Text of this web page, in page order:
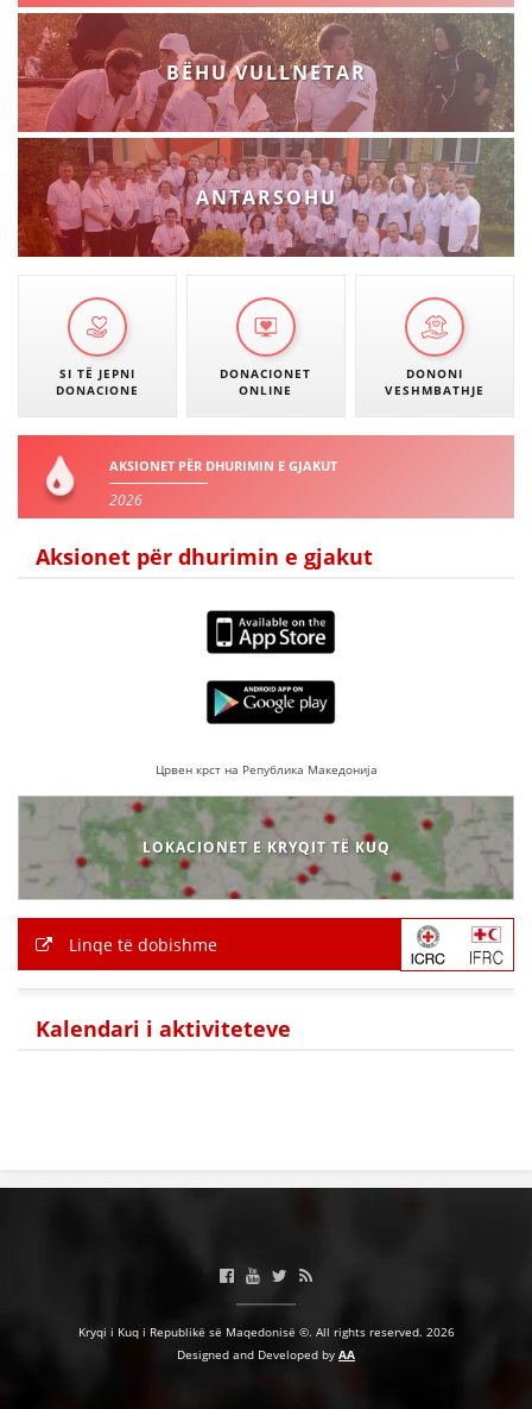
BËHU VULLNETAR
ANTARSOHU
SI TË JEPNI
DONACIONE
DONACIONET
ONLINE
DONONI
VESHMBATHJE
AKSIONET PËR DHURIMIN E GJAKUT
2026
Aksionet për dhurimin e gjakut
Црвен крст на Република Македонија
LOKACIONET E KRYQIT TË KUQ
Linqe të dobishme
Kalendari i aktiviteteve
Kryqi i Kuq i Republikë së Maqedonisë ©. All rights reserved. 2026
Designed and Developed by AA